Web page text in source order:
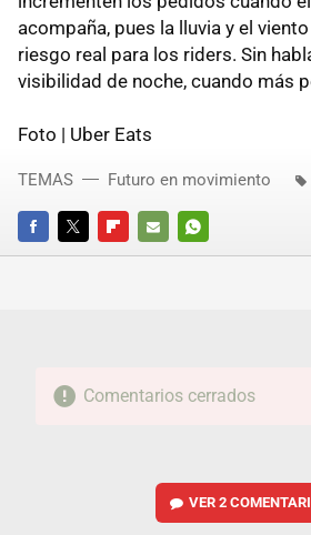
acompaña, pues la lluvia y el
riesgo real para los riders. Sin
visibilidad de noche, cuando más
Foto | Uber Eats
FACEBOOKTWITTERFLIPBOARD
E-
WHATSAPP
TEMAS Futuro en movimiento
Comentarios cerrados
VER2